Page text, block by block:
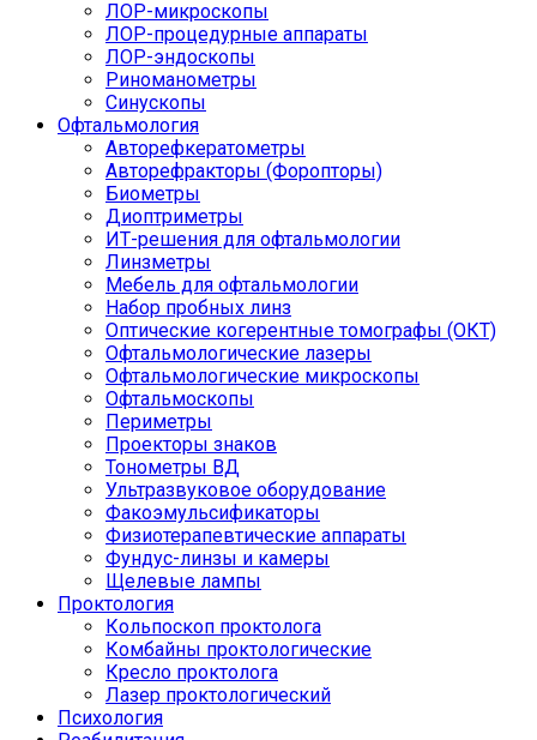
ЛОР-микроскопы
ЛОР-процедурные аппараты
ЛОР-эндоскопы
Риноманометры
Синускопы
Офтальмология
Авторефкератометры
Авторефракторы (Форопторы)
Биометры
Диоптриметры
ИТ-решения для офтальмологии
Линзметры
Мебель для офтальмологии
Набор пробных линз
Оптические когерентные томографы (ОКТ)
Офтальмологические лазеры
Офтальмологические микроскопы
Офтальмоскопы
Периметры
Проекторы знаков
Тонометры ВД
Ультразвуковое оборудование
Факоэмульсификаторы
Физиотерапевтические аппараты
Фундус-линзы и камеры
Щелевые лампы
Проктология
Кольпоскоп проктолога
Комбайны проктологические
Кресло проктолога
Лазер проктологический
Психология